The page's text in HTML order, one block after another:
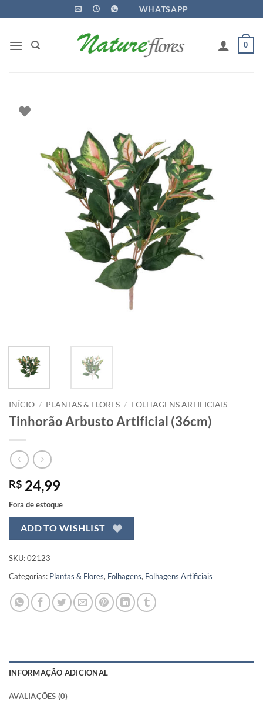
para
conteúdo
WHATSAPP
0
INÍCIO / PLANTAS & FLORES / FOLHAGENS ARTIFICIAIS
Tinhorão Arbusto Artificial (36cm)
R$ 24,99
Fora de estoque
ADD TO WISHLIST
SKU:02123
Categorias: Plantas & Flores, Folhagens, Folhagens Artificiais
INFORMAÇÃO ADICIONAL
AVALIAÇÕES (0)